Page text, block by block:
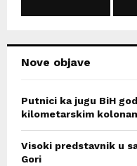
Nove objave
Putnici ka jugu BiH
kilometarskim
Visoki predstavnik u
Gori